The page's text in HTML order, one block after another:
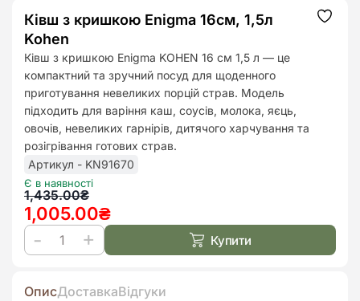
Ківш з кришкою Enigma 16см, 1,5л
Kohen
Ківш з кришкою Enigma KOHEN 16 см 1,5 л — це
компактний та зручний посуд для щоденного
приготування невеликих порцій страв. Модель
підходить для варіння каш, соусів, молока, яєць,
овочів, невеликих гарнірів, дитячого харчування та
розігрівання готових страв.
Артикул - KN91670
Є в наявності
1,435.00₴
Оригінальна
ціна:
1,435.00₴.
1,005.00₴
Поточна
ціна:
1,005.00₴.
Ківш
кришкою
Купити
ОписДоставкаВідгуки